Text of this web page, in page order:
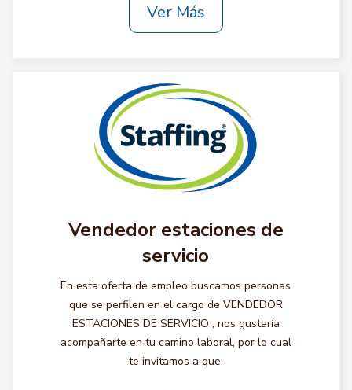
Ver Más
Vendedor estaciones de
servicio
En esta oferta de empleo buscamos personas
que se perfilen en el cargo de VENDEDOR
ESTACIONES DE SERVICIO , nos gustaría
acompañarte en tu camino laboral, por lo cual
te invitamos a que: